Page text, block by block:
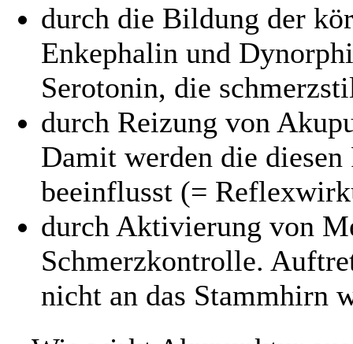
durch die Bildung der
Enkephalin und
Serotonin, die
durch Reizung von
Damit werden die diesen
beeinflusst (=
durch Aktivierung von
Schmerzkontrolle.
nicht an das Stammhirn